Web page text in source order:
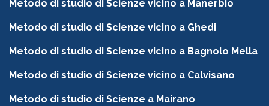
Metodo di studio di Scienze vicino a Manerbio
Metodo di studio di Scienze vicino a Ghedi
Metodo di studio di Scienze vicino a Bagnolo Mella
Metodo di studio di Scienze vicino a Calvisano
Metodo di studio di Scienze a Mairano